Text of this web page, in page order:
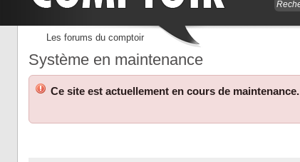
Les forums du comptoir
Système en maintenance
Ce site est actuellement en cours de maintenance.